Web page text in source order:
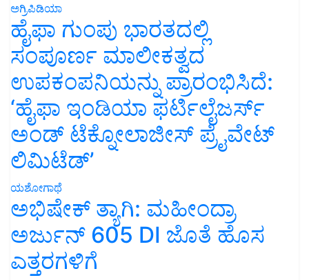
ಅಗ್ರಿಪಿಡಿಯಾ
ಹೈಫಾ ಗುಂಪು ಭಾರತದಲ್ಲಿ
ಸಂಪೂರ್ಣ ಮಾಲೀಕತ್ವದ
ಉಪಕಂಪನಿಯನ್ನು ಪ್ರಾರಂಭಿಸಿದೆ:
‘ಹೈಫಾ ಇಂಡಿಯಾ ಫರ್ಟಿಲೈಜರ್ಸ್
ಅಂಡ್ ಟೆಕ್ನೋಲಾಜೀಸ್ ಪ್ರೈವೇಟ್
ಲಿಮಿಟೆಡ್’
ಯಶೋಗಾಥೆ
ಅಭಿಷೇಕ್ ತ್ಯಾಗಿ: ಮಹೀಂದ್ರಾ
ಅರ್ಜುನ್ 605 DI ಜೊತೆ ಹೊಸ
ಎತ್ತರಗಳಿಗೆ